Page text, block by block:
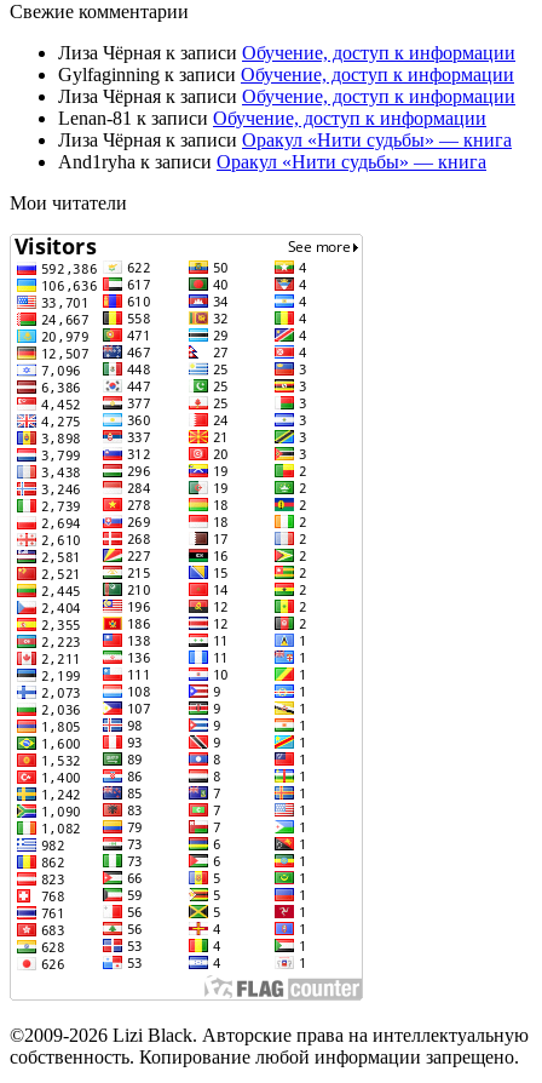
Свежие комментарии
Лиза Чёрная к записи Обучение, доступ к информации
Gylfaginning к записи Обучение, доступ к информации
Лиза Чёрная к записи Обучение, доступ к информации
Lenan-81 к записи Обучение, доступ к информации
Лиза Чёрная к записи Оракул «Нити судьбы» — книга
And1ryha к записи Оракул «Нити судьбы» — книга
Мои читатели
©2009-2026 Lizi Black. Авторские права на интеллектуальную
собственность. Копирование любой информации запрещено.